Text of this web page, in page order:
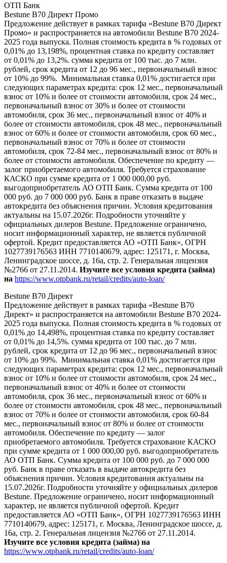
ОТП Банк
Bestune B70 Директ Промо
Предложение действует в рамках тарифа «Bestune B70 Директ
Промо» и распространяется на автомобили Bestune B70 2024-
2025 года выпуска. Полная стоимость кредита в % годовых от
0,01% до 13,198%, процентная ставка по кредиту составляет
от 0,01% до 13,2%. сумма кредита от 100 тыс. до 7 млн.
рублей, срок кредита от 12 до 96 мес., первоначальный взнос
от 10% до 99%. Минимальная ставка 0,01% достигается при
следующих параметрах кредита: срок 12 мес., первоначальный
взнос от 10% и более от стоимости автомобиля, срок 24 мес.,
первоначальный взнос от 30% и более от стоимости
автомобиля, срок 36 мес., первоначальный взнос от 40% и
более от стоимости автомобиля, срок 48 мес., первоначальный
взнос от 60% и более от стоимости автомобиля, срок 60 мес.,
первоначальный взнос от 70% и более от стоимости
автомобиля, срок 72-84 мес., первоначальный взнос от 80% и
более от стоимости автомобиля. Обеспечение по кредиту —
залог приобретаемого автомобиля. Требуется страхование
КАСКО при сумме кредита от 1 000 000,00 руб.
выгодоприобретатель АО ОТП Банк. Сумма кредита от 100
000 руб. до 7 000 000 руб. Банк в праве отказать в выдаче
автокредита без объяснения причин. Условия кредитования
актуальны на 15.07.2026г. Подробности уточняйте у
официальных дилеров Bestune. Предложение ограничено,
носит информационный характер, не является публичной
офертой. Кредит предоставляется АО «ОТП Банк», ОГРН
1027739176563 ИНН 7710140679, адрес: 125171, г. Москва,
Ленинградское шоссе, д. 16а, стр. 2. Генеральная лицензия
№2766 от 27.11.2014. Изучите все условия кредита (займа)
на https://www.otpbank.ru/retail/credits/auto-loan/
Bestune B70 Директ
Предложение действует в рамках тарифа «Bestune B70
Директ» и распространяется на автомобили Bestune B70 2024-
2025 года выпуска. Полная стоимость кредита в % годовых от
0,01% до 14,498%, процентная ставка по кредиту составляет
от 0,01% до 14,5%. сумма кредита от 100 тыс. до 7 млн.
рублей, срок кредита от 12 до 96 мес., первоначальный взнос
от 10% до 99%. Минимальная ставка 0,01% достигается при
следующих параметрах кредита: срок 12 мес., первоначальный
взнос от 10% и более от стоимости автомобиля, срок 24 мес.,
первоначальный взнос от 40% и более от стоимости
автомобиля, срок 36 мес., первоначальный взнос от 60% и
более от стоимости автомобиля, срок 48 мес., первоначальный
взнос от 70% и более от стоимости автомобиля, срок 60-84
мес., первоначальный взнос от 80% и более от стоимости
автомобиля. Обеспечение по кредиту — залог
приобретаемого автомобиля. Требуется страхование КАСКО
при сумме кредита от 1 000 000,00 руб. выгодоприобретатель
АО ОТП Банк. Сумма кредита от 100 000 руб. до 7 000 000
руб. Банк в праве отказать в выдаче автокредита без
объяснения причин. Условия кредитования актуальны на
15.07.2026г. Подробности уточняйте у официальных дилеров
Bestune. Предложение ограничено, носит информационный
характер, не является публичной офертой. Кредит
предоставляется АО «ОТП Банк», ОГРН 1027739176563 ИНН
7710140679, адрес: 125171, г. Москва, Ленинградское шоссе, д.
16а, стр. 2. Генеральная лицензия №2766 от 27.11.2014.
Изучите все условия кредита (займа) на
https://www.otpbank.ru/retail/credits/auto-loan/